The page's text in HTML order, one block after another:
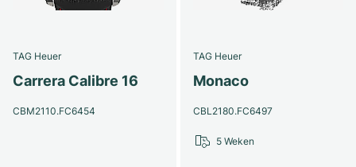
TAG Heuer
Carrera Calibre 16
CBM2110.FC6454
TAG Heuer
Monaco
CBL2180.FC6497
5 Weken